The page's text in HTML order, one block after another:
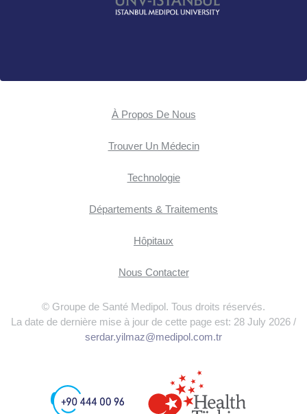
À Propos De Nous
Trouver Un Médecin
Technologie
Départements & Traitements
Hôpitaux
Nous Contacter
© Groupe de Santé Medipol. Tous droits réservés.
La date de dernière mise à jour de cette page est: 28 July 2026 /
serdar.yilmaz@medipol.com.tr